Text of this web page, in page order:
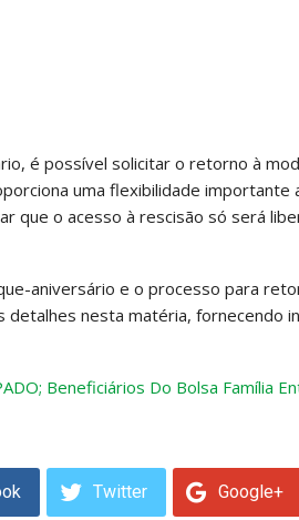
é possível solicitar o retorno à
uma flexibilidade importante
que o acesso à rescisão só será
aniversário e o processo para
detalhes nesta matéria, fornecendo
Beneficiários Do Bolsa Família
Twitter Google+